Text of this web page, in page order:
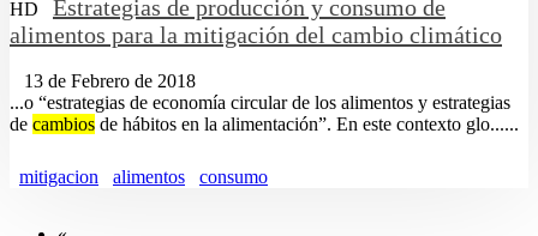
HD
Estrategias de producción y consumo de
alimentos para la mitigación del cambio climático
13 de Febrero de 2018
...o “estrategias de economía circular de los alimentos y estrategias
de cambios de hábitos en la alimentación”. En este contexto glo......
mitigacion alimentos consumo